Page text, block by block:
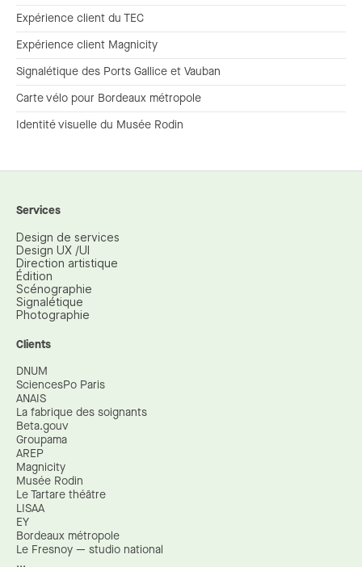
Expérience client du TEC
Expérience client Magnicity
Signalétique des Ports Gallice et Vauban
Carte vélo pour Bordeaux métropole
Identité visuelle du Musée Rodin
Services
Design de services
Design UX /UI
Direction artistique
Édition
Scénographie
Signalétique
Photographie
Clients
DNUM
SciencesPo Paris
ANAIS
La fabrique des soignants
Beta.gouv
Groupama
AREP
Magnicity
Musée Rodin
Le Tartare théâtre
LISAA
EY
Bordeaux métropole
Le Fresnoy — studio national
...